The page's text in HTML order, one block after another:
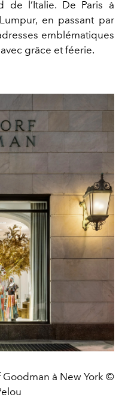
de l’Italie. De Paris à
en passant par
emblématiques
grâce et féerie.
à New York ©